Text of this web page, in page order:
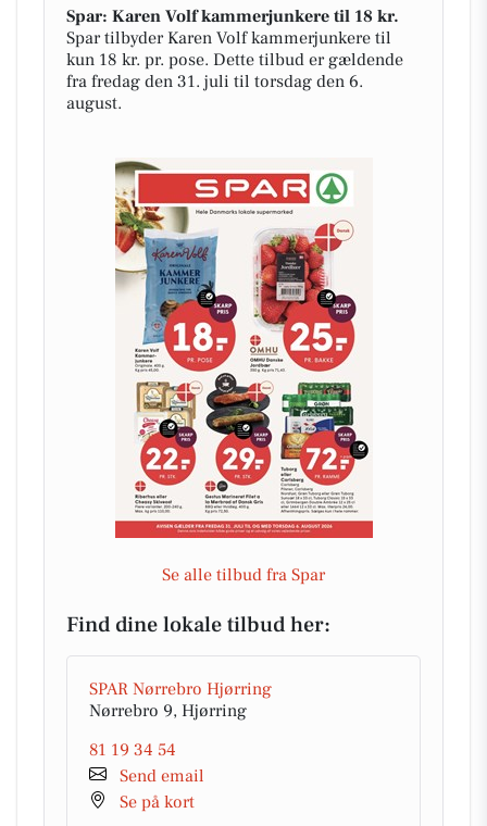
Spar: Karen Volf kammerjunkere til 18 kr.
Spar tilbyder Karen Volf kammerjunkere til
kun 18 kr. pr. pose. Dette tilbud er gældende
fra fredag den 31. juli til torsdag den 6.
august.
Se alle tilbud fra Spar
Find dine lokale tilbud her:
SPAR Nørrebro Hjørring
Nørrebro 9, Hjørring
81 19 34 54
Send email
Se på kort